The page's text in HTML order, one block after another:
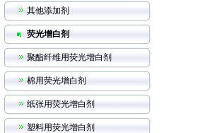
其他添加剂
荧光增白剂
聚酯纤维用荧光增白剂
棉用荧光增白剂
纸张用荧光增白剂
塑料用荧光增白剂